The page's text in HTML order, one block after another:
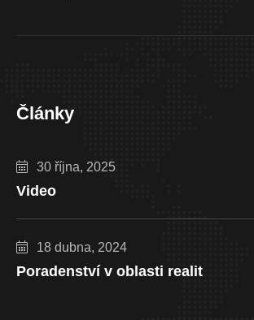
Články
30 října, 2025
Video
18 dubna, 2024
Poradenství v oblasti realit